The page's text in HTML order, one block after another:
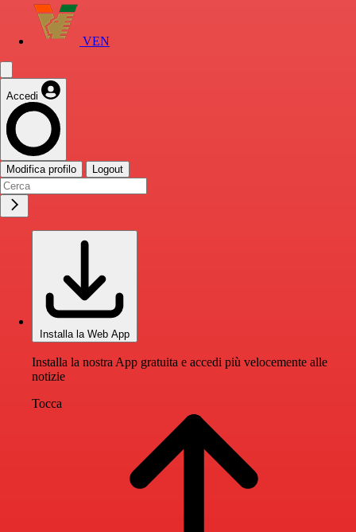
VEN
Accedi
Modifica profilo Logout
Installa la Web App
Installa la nostra App gratuita e accedi più velocemente alle
notizie
Tocca